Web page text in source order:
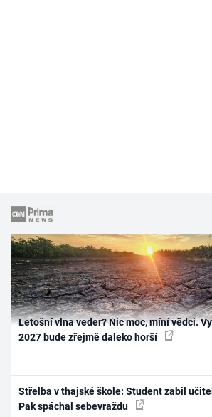
Letošní vlna veder? Nic moc, míní vědci.
2027 bude zřejmě daleko horší
Střelba v thajské škole: Student zabil
Pak spáchal sebevraždu